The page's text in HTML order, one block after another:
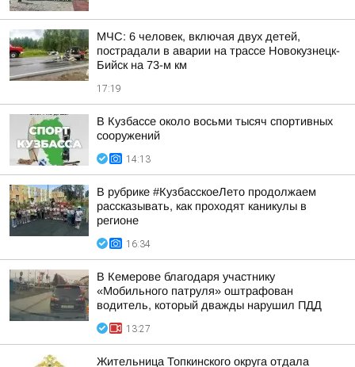
МЧС: 6 человек, включая двух детей,
пострадали в аварии на трассе Новокузнецк-
Бийск на 73-м км
17:19
В Кузбассе около восьми тысяч спортивных
сооружений
14:13
В рубрике #КузбасскоеЛето продолжаем
рассказывать, как проходят каникулы в
регионе
16:34
В Кемерове благодаря участнику
«Мобильного патруля» оштрафован
водитель, который дважды нарушил ПДД
13:27
Жительница Топкинского округа отдала